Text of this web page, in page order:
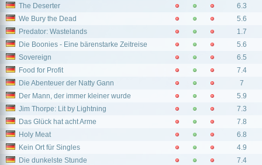
The Deserter
6.3
We Bury the Dead
5.6
Predator: Wastelands
1.7
Die Boonies - Eine bärenstarke Zeitreise
5.6
Sovereign
6.5
Food for Profit
7.4
Die Abenteuer der Natty Gann
7
Der Mann, der immer kleiner wurde
5.9
Jim Thorpe: Lit by Lightning
7.3
Das Glück hat acht Arme
7.8
Holy Meat
6.8
Kein Ort für Singles
4.9
Die dunkelste Stunde
7.4